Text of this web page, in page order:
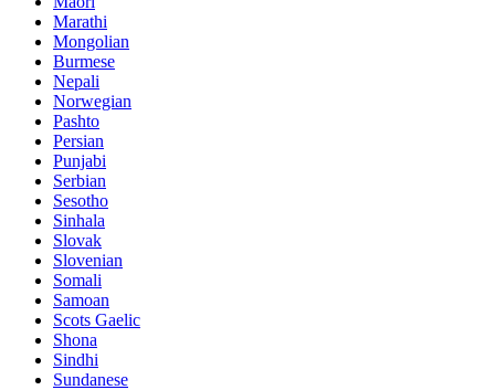
Marathi
Mongolian
Burmese
Nepali
Norwegian
Pashto
Persian
Punjabi
Serbian
Sesotho
Sinhala
Slovak
Slovenian
Somali
Samoan
Scots Gaelic
Shona
Sindhi
Sundanese